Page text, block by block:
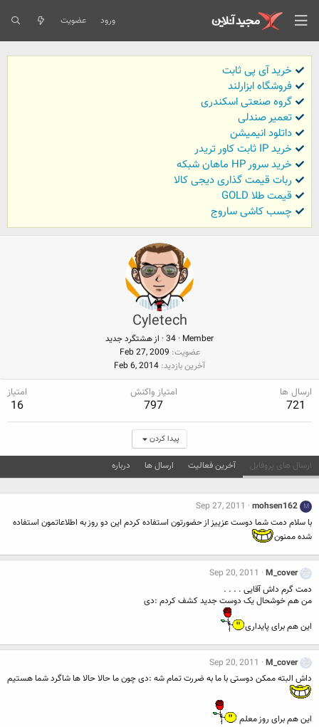
ورود عضویت
خرید آی پی ثابت
فروشگاه ابزارلند
گروه صنعتی اسکندری
تعمیر صندلی
داتلود انیمیشن
خرید IP ثابت کاور تریدر
خرید سرور HP ماهان شبکه
ربات قیمت گذاری دیجی کالا
قیمت طلا GOLD
چسب کاشی ساروج
Cyletech
Member
·
· ازهشتگرد جدید
عضویت Feb 27, 2009
آخرین بازدید Feb 6, 2014
ارسال ها
721
امتیاز واکنش
797
امتیاز
16
پیدا کردن
ارسال های پروفایل آخرین فعالیت ارسال ها درباره
M
mohsen162
Sep 27, 2011
با سلام دمت شما دوست عزییز از حضورتون استفاده کردم این دو روز به اطلاعاتمون استفاده
شده ممنون
M_cover
Sep 20, 2011
دمت گرم داش آقایی . . . .
من هم خوشحال یک دوست جدید کشف کردم :دی
این هم برای پایداری
M_cover
Sep 20, 2011
داش البته ممکن دوستی با ما به ضررت تمام شه :دی چون ما حالا حالا ها شاگرد شما هستیم
این هم برای روز معلم